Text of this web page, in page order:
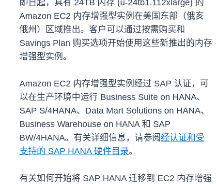
即日起，具有 24TB 内存 (u-24tb1.112xlarge) 的
Amazon EC2 内存增强型实例在美国东部（俄亥
俄州）区域推出。客户可以通过按需购买和
Savings Plan 购买选项开始使用这些新推出的内存
增强型实例。
Amazon EC2 内存增强型实例经过 SAP 认证，可
以在生产环境中运行 Business Suite on HANA、
SAP S/4HANA、Data Mart Solutions on HANA、
Business Warehouse on HANA 和 SAP
BW/4HANA。有关详细信息，请参阅 经认证和受
支持的 SAP HANA 硬件目录。
有关如何开始将 SAP HANA 迁移到 EC2 内存增强